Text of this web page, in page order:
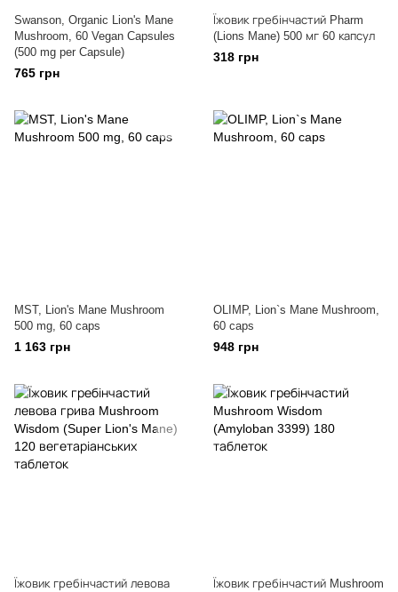
Swanson, Organic Lion's Mane
Mushroom, 60 Vegan Capsules
(500 mg per Capsule)
765 грн
Їжовик гребінчастий Pharm
(Lions Mane) 500 мг 60 капсул
318 грн
MST, Lion's Mane Mushroom
500 mg, 60 caps
1 163 грн
OLIMP, Lion`s Mane Mushroom,
60 caps
948 грн
Їжовик гребінчастий левова
Їжовик гребінчастий Mushroom